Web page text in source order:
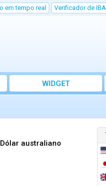
em tempo real Verificador de
WIDGET
australiano